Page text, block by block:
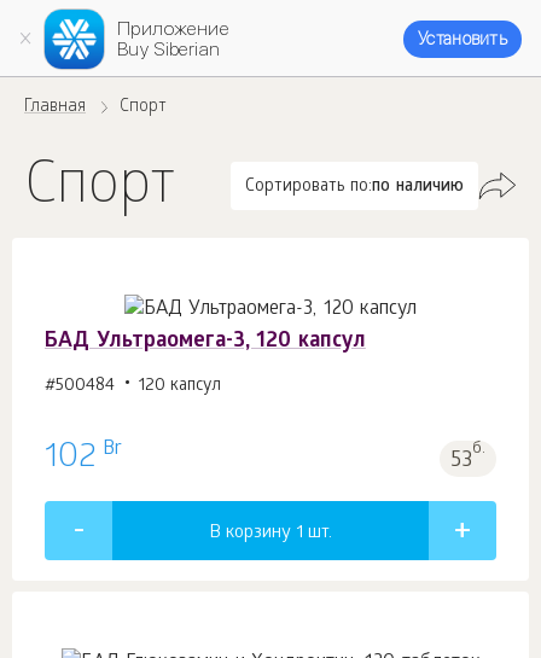
Приложение
Buy Siberian
Установить
Главная Спорт
Спорт Сортировать по:по наличию
БАД Ультраомега-3, 120 капсул
#500484 120 капсул
102 Br 53б.
В корзину 1 шт.